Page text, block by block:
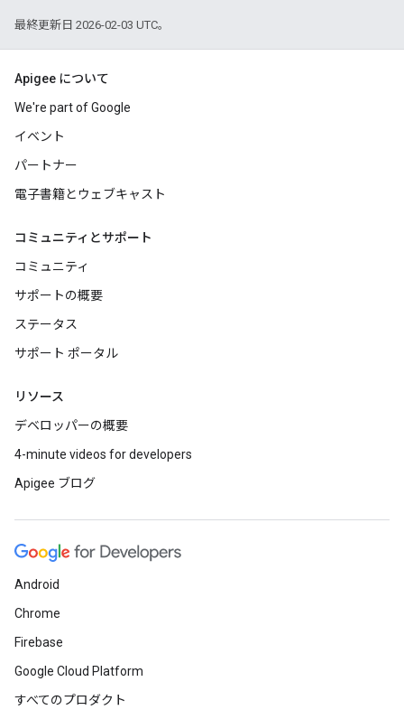
最終更新日 2026-02-03 UTC。
Apigee について
We're part of Google
イベント
パートナー
電子書籍とウェブキャスト
コミュニティとサポート
コミュニティ
サポートの概要
ステータス
サポート ポータル
リソース
デベロッパーの概要
4-minute videos for developers
Apigee ブログ
Android
Chrome
Firebase
Google Cloud Platform
すべてのプロダクト